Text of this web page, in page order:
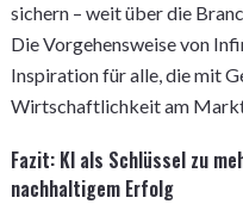
sichern – weit über die
Die Vorgehensweise von
Inspiration für alle, die mit
Wirtschaftlichkeit am
Fazit: KI als Schlüssel zu
nachhaltigem Erfolg